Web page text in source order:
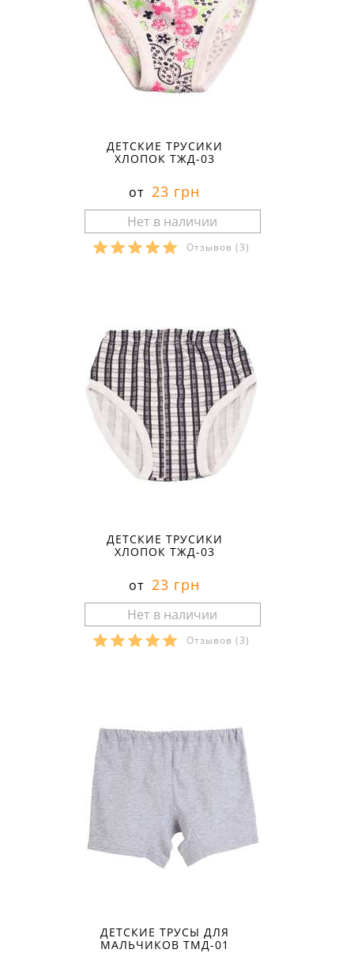
ДЕТСКИЕ ТРУСИКИ
ХЛОПОК ТЖД-03
от 23 грн
Отзывов (3)
ДЕТСКИЕ ТРУСИКИ
ХЛОПОК ТЖД-03
от 23 грн
Отзывов (3)
ДЕТСКИЕ ТРУСЫ ДЛЯ
МАЛЬЧИКОВ ТМД-01